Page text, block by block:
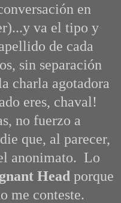
en
va el tipo y
de cada
sin separación
charla agotadora
eres, chaval!
no fuerzo a
que, al parecer,
anonimato. Lo
Head porque
me conteste.